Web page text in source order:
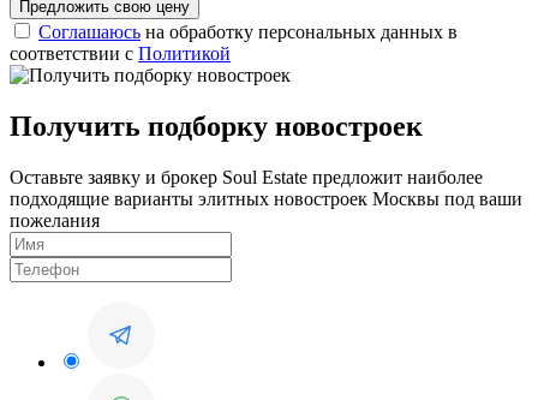
Соглашаюсь на обработку персональных данных в
соответствии с Политикой
Получить подборку новостроек
Оставьте заявку и брокер Soul Estate предложит наиболее
подходящие варианты элитных новостроек Москвы под ваши
пожелания